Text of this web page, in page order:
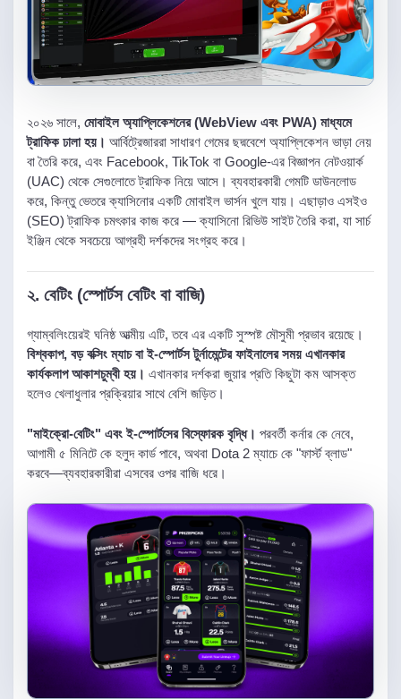
২০২৬ সালে, মোবাইল অ্যাপ্লিকেশনের (WebView এবং PWA) মাধ্যমে
ট্রাফিক ঢালা হয়। আর্বিট্রেজাররা সাধারণ গেমের ছদ্মবেশে অ্যাপ্লিকেশন ভাড়া নেয়
বা তৈরি করে, এবং Facebook, TikTok বা Google-এর বিজ্ঞাপন নেটওয়ার্ক
(UAC) থেকে সেগুলোতে ট্রাফিক নিয়ে আসে। ব্যবহারকারী গেমটি ডাউনলোড
করে, কিন্তু ভেতরে ক্যাসিনোর একটি মোবাইল ভার্সন খুলে যায়। এছাড়াও এসইও
(SEO) ট্রাফিক চমৎকার কাজ করে — ক্যাসিনো রিভিউ সাইট তৈরি করা, যা সার্চ
ইঞ্জিন থেকে সবচেয়ে আগ্রহী দর্শকদের সংগ্রহ করে।
২. বেটিং (স্পোর্টস বেটিং বা বাজি)
গ্যাম্বলিংয়েরই ঘনিষ্ঠ আত্মীয় এটি, তবে এর একটি সুস্পষ্ট মৌসুমী প্রভাব রয়েছে।
বিশ্বকাপ, বড় বক্সিং ম্যাচ বা ই-স্পোর্টস টুর্নামেন্টের ফাইনালের সময় এখানকার
কার্যকলাপ আকাশচুম্বী হয়। এখানকার দর্শকরা জুয়ার প্রতি কিছুটা কম আসক্ত
হলেও খেলাধুলার প্রক্রিয়ার সাথে বেশি জড়িত।
"মাইক্রো-বেটিং" এবং ই-স্পোর্টসের বিস্ফোরক বৃদ্ধি। পরবর্তী কর্নার কে নেবে,
আগামী ৫ মিনিটে কে হলুদ কার্ড পাবে, অথবা Dota 2 ম্যাচে কে "ফার্স্ট ব্লাড"
করবে—ব্যবহারকারীরা এসবের ওপর বাজি ধরে।